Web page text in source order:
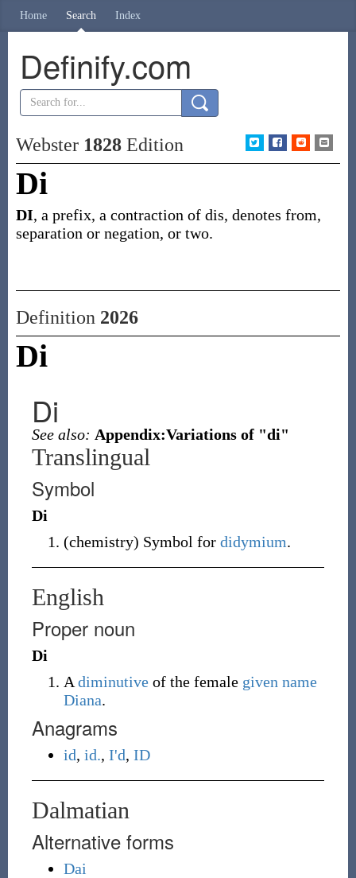
Home Search Index
Definify.com
Webster 1828Edition
Di
DI, a prefix, a contraction of dis, denotes from,
separation or negation, or two.
Definition 2026
Di
Di
See also: Appendix:Variations of "di"
Translingual
Symbol
Di
(chemistry) Symbol for didymium.
English
Proper noun
Di
A diminutiveof the female given name
Diana.
Anagrams
id, id., I'd, ID
Dalmatian
Alternative forms
Dai